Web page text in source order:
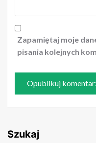
Zapamiętaj moje
pisania kolejnych
Szukaj